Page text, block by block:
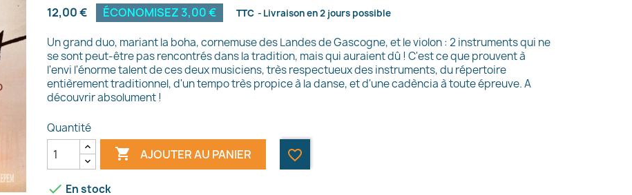
12,00 €
ÉCONOMISEZ 3,00 € TTC Livraison en 2 jours possible
Un grand duo, mariant la boha, cornemuse des Landes de Gascogne, et le violon : 2 instruments qui ne
se sont peut-être pas rencontrés dans la tradition, mais qui auraient dû ! C'est ce que prouvent à
l'envi l'énorme talent de ces deux musiciens, très respectueux des instruments, du répertoire
entièrement traditionnel, d'un tempo très propice à la danse, et d'une cadència à toute épreuve. A
découvrir absolument !
Quantité
 AJOUTER AU PANIER favorite_border
 En stock